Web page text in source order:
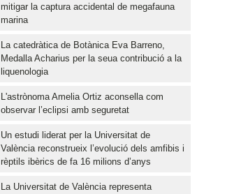
mitigar la captura accidental de megafauna
marina
La catedràtica de Botànica Eva Barreno,
Medalla Acharius per la seua contribució a la
liquenologia
L'astrònoma Amelia Ortiz aconsella com
observar l’eclipsi amb seguretat
Un estudi liderat per la Universitat de
València reconstrueix l’evolució dels amfibis i
rèptils ibèrics de fa 16 milions d’anys
La Universitat de València representa